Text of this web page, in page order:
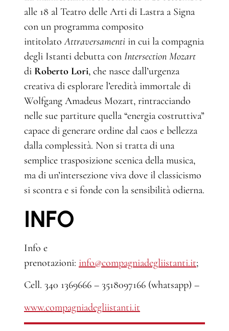
alle 18 al Teatro delle Arti di Lastra a Signa
con un programma composito
intitolatoAttraversamenti in cui la compagnia
degli Istanti debutta con Intersection Mozart
di Roberto Lori, che nasce dall’urgenza
creativa di esplorare l’eredità immortale di
Wolfgang Amadeus Mozart, rintracciando
nelle sue partiture quella “energia costruttiva”
capace di generare ordine dal caos e bellezza
dalla complessità. Non si tratta di una
semplice trasposizione scenica della musica,
ma di un’intersezione viva dove il classicismo
si scontra e si fonde con la sensibilità odierna.
INFO
Info e
prenotazioni: info@compagniadegliistanti.it;
Cell. 340 1369666 – 3518097166 (whatsapp) –
www.compagniadegliistanti.it